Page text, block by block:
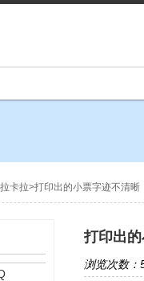
卡拉>打印出的小票字迹不清晰
打印出
浏览次数：